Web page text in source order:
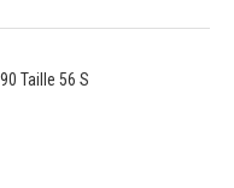
Taille 56 S